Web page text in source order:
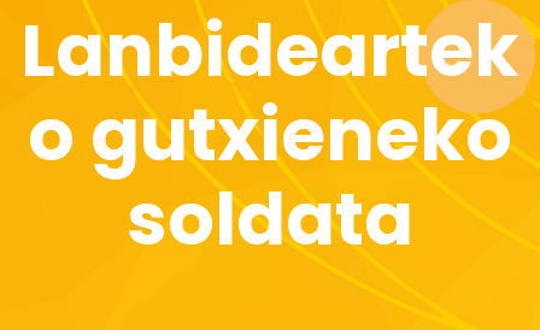
Lanbideartek
o gutxieneko
soldata